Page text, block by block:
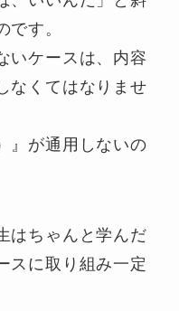
です。
いケースは、内容
なくてはなりませ
』が通用しないの
はちゃんと学んだ
スに取り組み一定